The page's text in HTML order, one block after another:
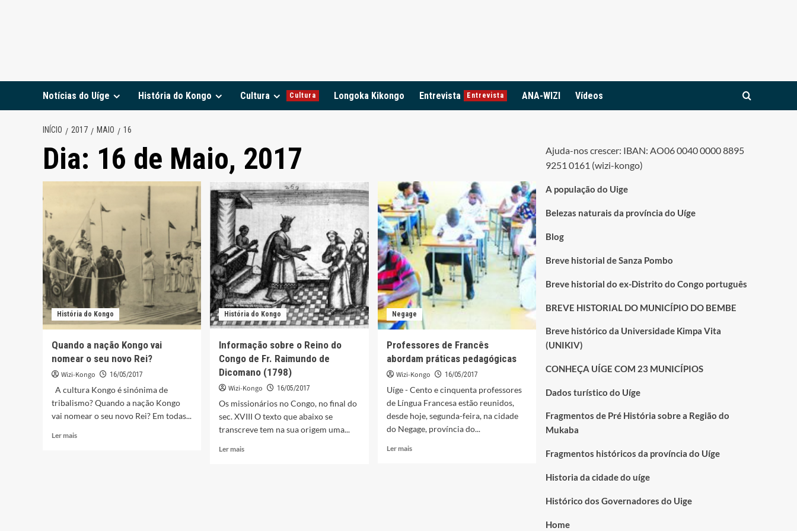
Notícias do Uíge História do Kongo Cultura Cultura Longoka Kikongo Entrevista Entrevista ANA-WIZI Vídeos
INÍCIO 2017 MAIO 16
Dia: 16 de Maio, 2017
História do Kongo
Quando a nação Kongo vai
nomear o seu novo Rei?
Wizi-Kongo 16/05/2017
A cultura Kongo é sinónima de
tribalismo? Quando a nação Kongo
vai nomear o seu novo Rei? Em todas...
Ler maisLeia
História do Kongo
Informação sobre o Reino do
Congo de Fr. Raimundo de
Dicomano (1798)
Wizi-Kongo 16/05/2017
Os missionários no Congo, no final do
sec. XVIII O texto que abaixo se
transcreve tem na sua origem uma...
Ler maisLeia
Negage
Professores de Francês
abordam práticas pedagógicas
Wizi-Kongo 16/05/2017
Uíge - Cento e cinquenta professores
de Língua Francesa estão reunidos,
desde hoje, segunda-feira, na cidade
do Negage, província do...
Ler maisLeia
Ajuda-nos crescer: IBAN: AO06 0040 0000 8895
9251 0161 (wizi-kongo)
A população do Uige
Belezas naturais da província do Uíge
Blog
Breve historial de Sanza Pombo
Breve historial do ex-Distrito do Congo português
BREVE HISTORIAL DO MUNICÍPIO DO BEMBE
Breve histórico da Universidade Kimpa Vita
(UNIKIV)
CONHEÇA UÍGE COM 23 MUNICÍPIOS
Dados turístico do Uíge
Fragmentos de Pré História sobre a Região do
Mukaba
Fragmentos históricos da província do Uíge
Historia da cidade do uíge
Histórico dos Governadores do Uige
Home